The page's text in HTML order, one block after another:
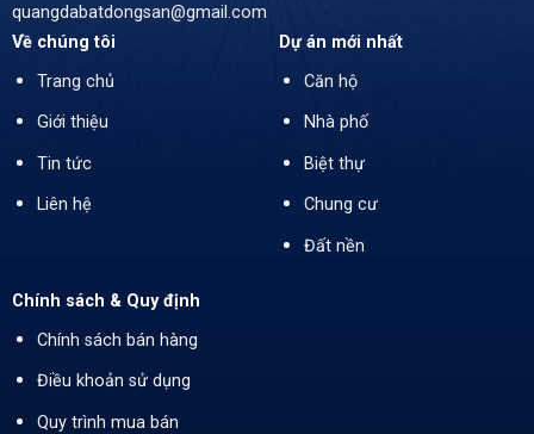
quangdabatdongsan@gmail.com
Về chúng tôi
Trang chủ
Giới thiệu
Tin tức
Liên hệ
Dự án mới nhất
Căn hộ
Nhà phố
Biệt thự
Chung cư
Đất nền
Chính sách & Quy định
Chính sách bán hàng
Điều khoản sử dụng
Quy trình mua bán